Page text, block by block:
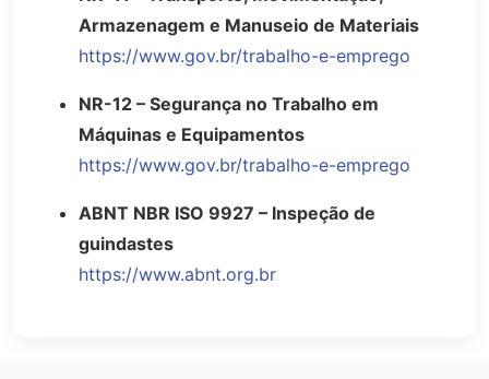
Armazenagem e Manuseio de Materiais
https://www.gov.br/trabalho-e-emprego
NR-12 – Segurança no Trabalho em
Máquinas e Equipamentos
https://www.gov.br/trabalho-e-emprego
ABNT NBR ISO 9927 – Inspeção de
guindastes
https://www.abnt.org.br